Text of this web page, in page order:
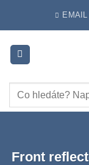
EMAIL
Hledat:
Front